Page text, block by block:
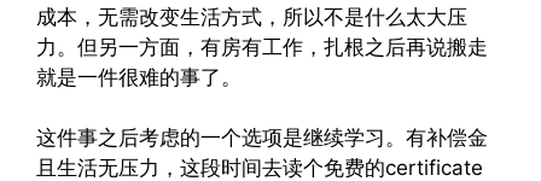
成本，无需改变生活方式，所以不是什么太大压
力。但另一方面，有房有工作，扎根之后再说搬走
就是一件很难的事了。
这件事之后考虑的一个选项是继续学习。有补偿金
且生活无压力，这段时间去读个免费的certificate